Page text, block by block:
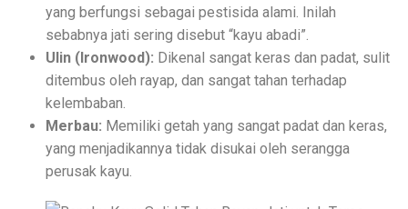
yang berfungsi sebagai pestisida alami. Inilah
sebabnya jati sering disebut “kayu abadi”.
Ulin (Ironwood): Dikenal sangat keras dan padat, sulit
ditembus oleh rayap, dan sangat tahan terhadap
kelembaban.
Merbau: Memiliki getah yang sangat padat dan keras,
yang menjadikannya tidak disukai oleh serangga
perusak kayu.